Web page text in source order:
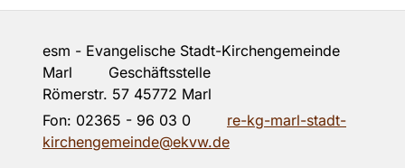
esm - Evangelische Stadt-Kirchengemeinde
Marl Geschäftsstelle
Römerstr. 57 45772 Marl
Fon: 02365 - 96 03 0
re-kg-marl-stadt-
kirchengemeinde@ekvw.de